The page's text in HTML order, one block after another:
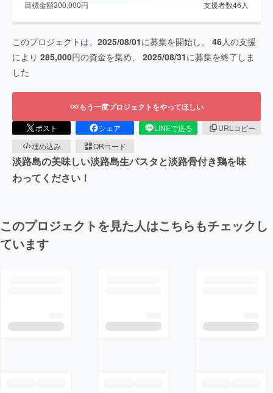
目標金額300,000円 支援者数46 人
このプロジェクトは、 2025/08/01に募集を開始し、 46人の支援
により 285,000円の資金を集め、 2025/08/31に募集を終了しま
した
もう一度プロジェクトをやってほしい
ポスト シェア LINEで送る
URLコピー
埋め込み
QRコード
淡路島の美味しい淡路島生パスタと淡路骨付き鶏を味
わってください！
このプロジェクトを見た人はこちらもチェックし
ています